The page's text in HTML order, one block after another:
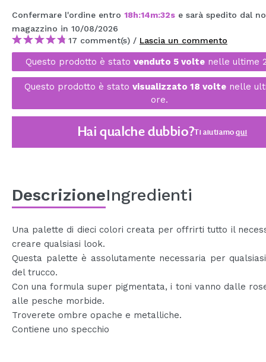
MAQUIFARMA
KOREA ZONE
TRAVEL SIZE
NATURE
SPECIALE
OUTLET
PROSSIMAMENTE
Confermare l'ordine entro 18h:14m:32s e sarà spedito dal
magazzino in 10/08/2026
17 comment(s) / Lascia un commento
Questo prodotto è stato venduto 5 volte nelle ultime
Questo prodotto è stato visualizzato 18 volte nelle
ore.
Hai qualche dubbio?Ti aiutiamoqui
DescrizioneIngredienti
Una palette di dieci colori creata per offrirti tutto il
creare qualsiasi look.
Questa palette è assolutamente necessaria per
del trucco.
Con una formula super pigmentata, i toni vanno dalle
alle pesche morbide.
Troverete ombre opache e metalliche.
Contiene uno specchio